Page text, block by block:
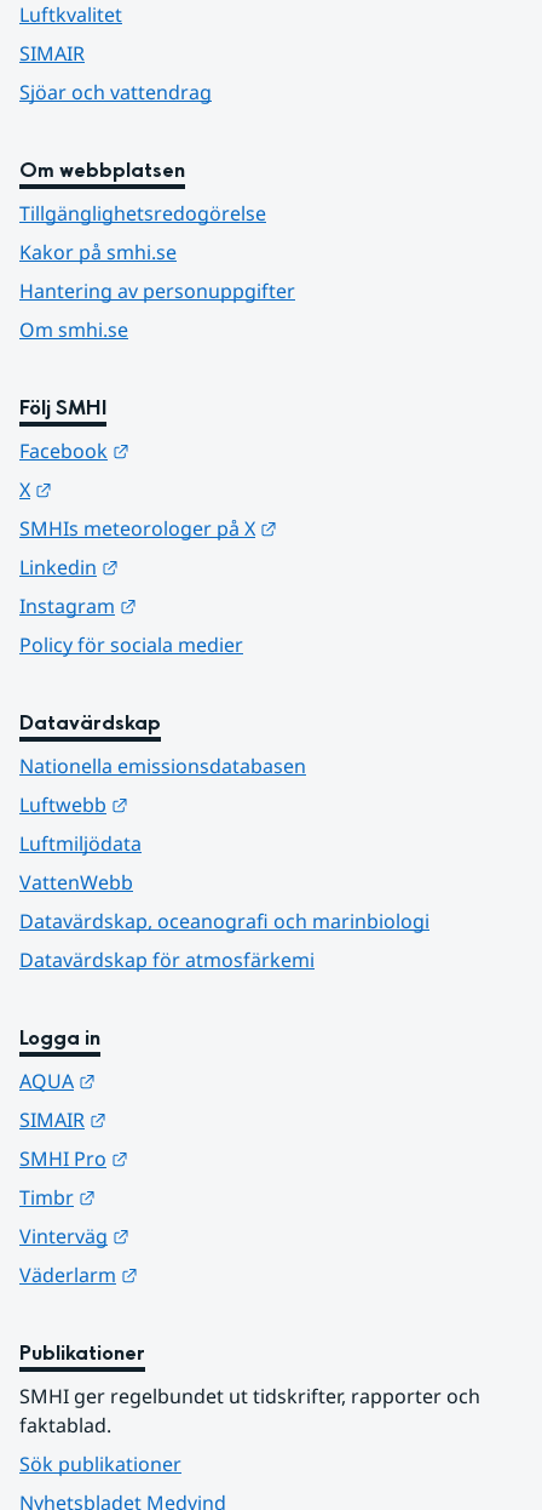
Luftkvalitet
SIMAIR
Sjöar och vattendrag
Om webbplatsen
Tillgänglighetsredogörelse
Kakor på smhi.se
Hantering av personuppgifter
Om smhi.se
Följ SMHI
Facebook
X
SMHIs meteorologer på X
Linkedin
Instagram
Policy för sociala medier
Datavärdskap
Nationella emissionsdatabasen
Luftwebb
Luftmiljödata
VattenWebb
Datavärdskap, oceanografi och marinbiologi
Datavärdskap för atmosfärkemi
Logga in
AQUA
SIMAIR
SMHI Pro
Timbr
Vinterväg
Väderlarm
Publikationer
SMHI ger regelbundet ut tidskrifter, rapporter och
faktablad.
Sök publikationer
Nyhetsbladet Medvind